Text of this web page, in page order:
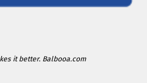
it better. Balbooa.com